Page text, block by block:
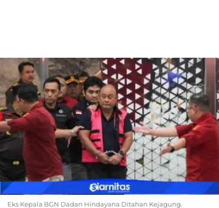
Eks Kepala BGN Dadan Hindayana Ditahan Kejagung.